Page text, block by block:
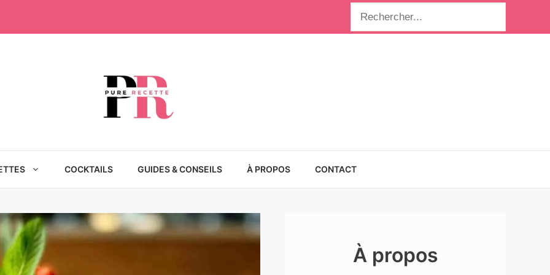
COCKTAILS GUIDES & CONSEILS À PROPOS CONTACT
À propos